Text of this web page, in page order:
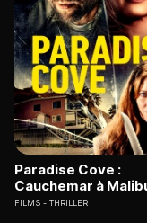
Paradise Cove :
Cauchemar à
FILMS THRILLER